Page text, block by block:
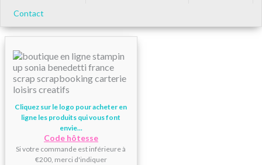
Contact
Cliquez sur le logo pour acheter en
ligne les produits qui vous font
envie...
Code hôtesse
Si votre commande est inférieure à
€200, merci d'indiquer